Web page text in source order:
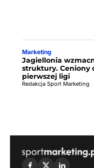
Marketing
Jagiellonia
struktury. Ceniony
pierwszej ligi
Redakcja Sport Marketing